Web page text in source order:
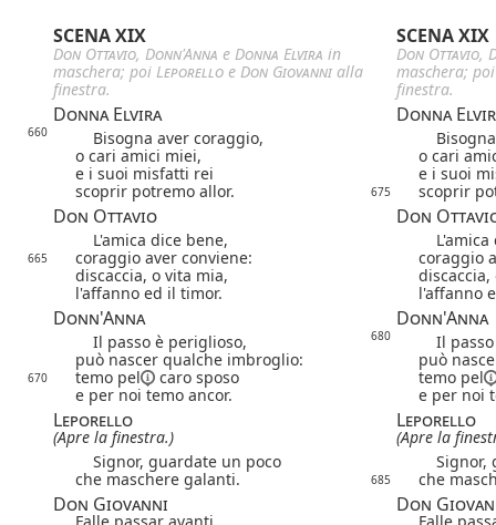
SCENA XIX SCENA XIX
Don Ottavio, Donn'Anna e Donna Elvira in
maschera; poi Leporello e Don Giovanni alla
finestra.
Don Ottavio,
maschera;
finestra.
Donna Elvira Donna
660 Bisogna aver coraggio,
o cari amici miei,
o cari
e i suoi misfatti rei
e i suoi
scoprir potremo allor.
675 scoprir
Don Ottavio Don
L'amica dice bene, L'amica
665 coraggio aver conviene:
coraggio
discaccia, o vita mia,
l'affanno ed il timor.
l'affanno
Donn'Anna Donn'Anna
Il passo è periglioso, 680
Il passo
può nascer qualche imbroglio:
può
670 temo pel caro sposo temo pel
e per noi temo ancor.
e per noi
Leporello Leporello
(Apre la finestra.)
(Apre la
Signor, guardate un poco
Signor,
che maschere galanti.
685 che
Don Giovanni Don
Falle passar avanti, Falle